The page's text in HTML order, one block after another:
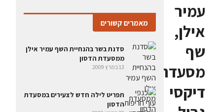
עמיר
אילן,
שף
מסעדת
דיקסי
מאמרים קשורים
סדנת בשר בהנחיית השף עמיר אילן
ממסעדת הדסון
13 במרץ 2009
תפריט לילה חדש לצעירים במסעדת
הדסון